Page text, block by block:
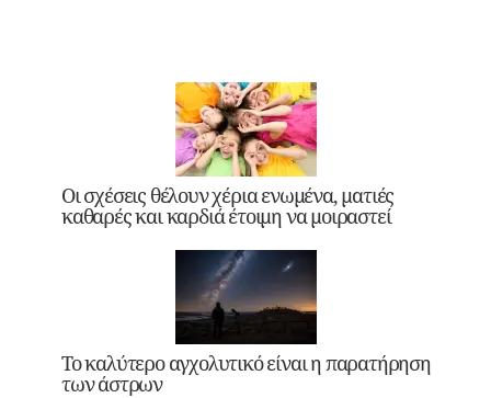
Οι σχέσεις θέλουν χέρια ενωμένα, ματιές
καθαρές και καρδιά έτοιμη να μοιραστεί
Το καλύτερο αγχολυτικό είναι η παρατήρηση
των άστρων